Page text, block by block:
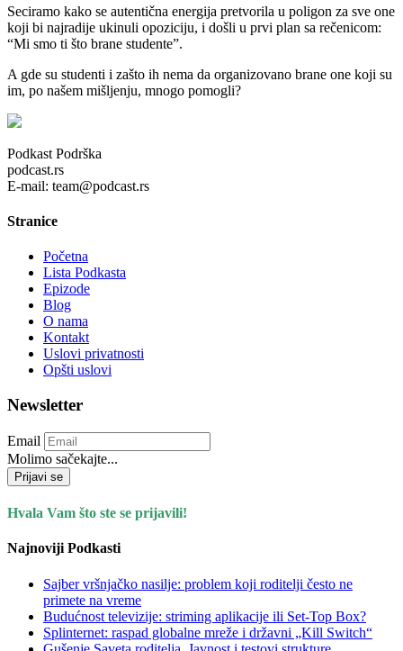
Seciramo kako se autentična energija pretvorila u poligon za sve one
koji bi najradije ukinuli opoziciju, i došli u prvi plan sa rečenicom:
“Mi smo ti što brane studente”.
A gde su studenti i zašto ih nema da organizovano brane one koji su
im, po našem mišljenju, mnogo pomogli?
Podkast Podrška
podcast.rs
E-mail: team@podcast.rs
Stranice
Početna
Lista Podkasta
Epizode
Blog
O nama
Kontakt
Uslovi privatnosti
Opšti uslovi
Newsletter
Email
Molimo sačekajte...
Prijavi se
Hvala Vam što ste se prijavili!
Najnoviji Podkasti
Sajber vršnjačko nasilje: problem koji roditelji često ne
primete na vreme
Budućnost televizije: striming aplikacije ili Set-Top Box?
Splinternet: raspad globalne mreže i državni „Kill Switch“